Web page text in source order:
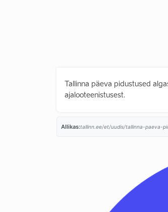
Tallinna päeva pidustused
ajalooteenistusest.
Allikas:tallinn.ee/et/uudis/tallinna-paeva-